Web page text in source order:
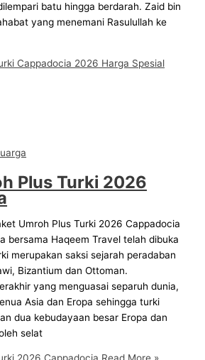
batu hingga berdarah. Zaid bin
yang menemani Rasulullah ke
Cappadocia 2026 Harga Spesial
Plus Turki 2026
Umroh Plus Turki 2026 Cappadocia
bersama Haqeem Travel telah dibuka
merupakan saksi sejarah peradaban
Bizantium dan Ottoman.
yang menguasai separuh dunia,
Asia dan Eropa sehingga turki
dua kebudayaan besar Eropa dan
selat